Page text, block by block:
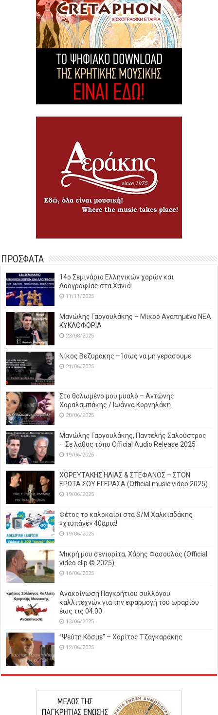
ΠΡΟΣΦΑΤΑ
14o Σεμινάριο Ελληνικών χορών και
Λαογραφίας στα Χανιά
11/11/2025
Μανώλης Γαργουλάκης – Μικρό Αγαπημένο NEΑ
ΚΥΚΛΟΦΟΡΙΑ
23/08/2025
Νίκος Βεζυράκης – Ίσως να μη γεράσουμε
21/06/2025
Στο θολωμένο μου μυαλό – Αντώνης
Χαραλαμπάκης / Ιωάννα Κορνηλάκη.
20/06/2025
Μανώλης Γαργουλάκης, Παντελής Σαλούστρος
– Σε λάθος τόπο Official Audio Release 2025
19/06/2025
ΧΟΡΕΥΤΑΚΗΣ ΗΛΙΑΣ & ΣΤΕΦΑΝΟΣ – ΣΤΟΝ
ΕΡΩΤΑ ΣΟΥ ΕΓΕΡΑΣΑ (Official music video 2025)
19/06/2025
Φέτος το καλοκαίρι στα S/M Χαλκιαδάκης
«χτυπάνε» 40άρια!
19/06/2025
Μικρή μου σενιορίτα, Χάρης Φασουλάς (Official
video clip © 2025)
16/06/2025
Ανακοίνωση Παγκρήτιου συλλόγου
καλλιτεχνών για την εφαρμογή του ωραρίου
έως τις 04:00
13/06/2025
‘’Ψεύτη Κόσμε’’ – Χαρίτος Τζαγκαράκης
12/06/2025